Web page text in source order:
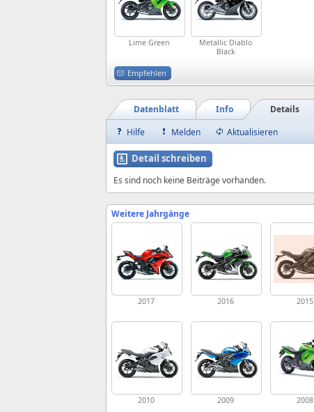
Lime Green
Metallic Diablo
Black
Empfehlen
Details
Info
Datenblatt
Hilfe Melden Aktualisieren
Detail schreiben
Es sind noch keine Beiträge vorhanden.
Weitere Jahrgänge
2017 2016 2015
2010 2009 2008